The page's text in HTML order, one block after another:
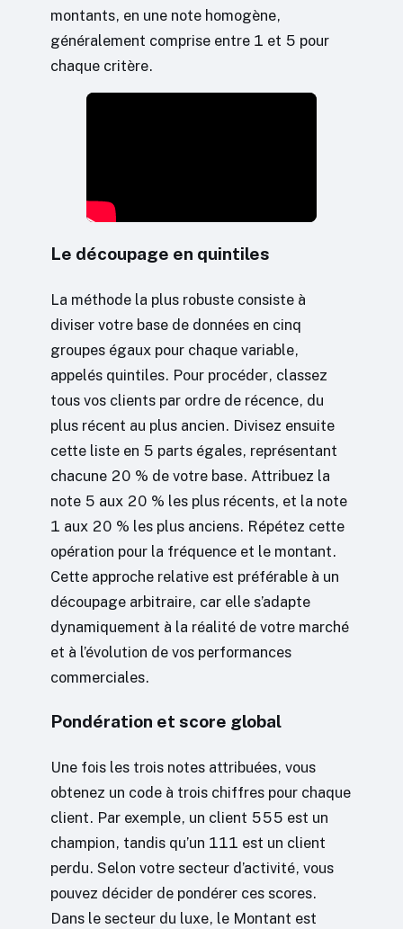
montants, en une note homogène,
généralement comprise entre 1 et 5 pour
chaque critère.
Le découpage en quintiles
La méthode la plus robuste consiste à
diviser votre base de données en cinq
groupes égaux pour chaque variable,
appelés quintiles. Pour procéder, classez
tous vos clients par ordre de récence, du
plus récent au plus ancien. Divisez ensuite
cette liste en 5 parts égales, représentant
chacune 20 % de votre base. Attribuez la
note 5 aux 20 % les plus récents, et la note
1 aux 20 % les plus anciens. Répétez cette
opération pour la fréquence et le montant.
Cette approche relative est préférable à un
découpage arbitraire, car elle s’adapte
dynamiquement à la réalité de votre marché
et à l’évolution de vos performances
commerciales.
Pondération et score global
Une fois les trois notes attribuées, vous
obtenez un code à trois chiffres pour chaque
client. Par exemple, un client 555 est un
champion, tandis qu’un 111 est un client
perdu. Selon votre secteur d’activité, vous
pouvez décider de pondérer ces scores.
Dans le secteur du luxe, le Montant est